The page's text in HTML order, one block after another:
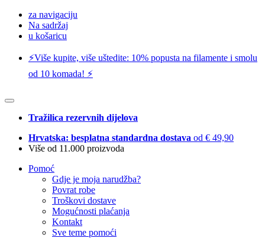
za navigaciju
Na sadržaj
u košaricu
⚡️Više kupite, više uštedite: 10% popusta na filamente i smolu
od 10 komada! ⚡️
Tražilica rezervnih dijelova
Hrvatska: besplatna standardna dostava od € 49,90
Više od 11.000 proizvoda
Pomoć
Gdje je moja narudžba?
Povrat robe
Troškovi dostave
Mogućnosti plaćanja
Kontakt
Sve teme pomoći